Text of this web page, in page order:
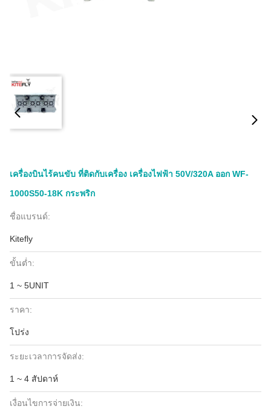
เครื่องบินไร้คนขับ ที่ติดกับเครื่อง เครื่องไฟฟ้า 50V/320A ออก WF-
1000S50-18K กระพริก
ชื่อแบรนด์:
Kitefly
ขั้นต่ำ:
1 ~ 5UNIT
ราคา:
โปร่ง
ระยะเวลาการจัดส่ง:
1 ~ 4 สัปดาห์
เงื่อนไขการจ่ายเงิน: